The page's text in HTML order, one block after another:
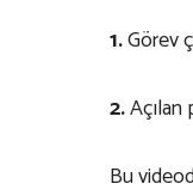
1.Görev
2.
Bu